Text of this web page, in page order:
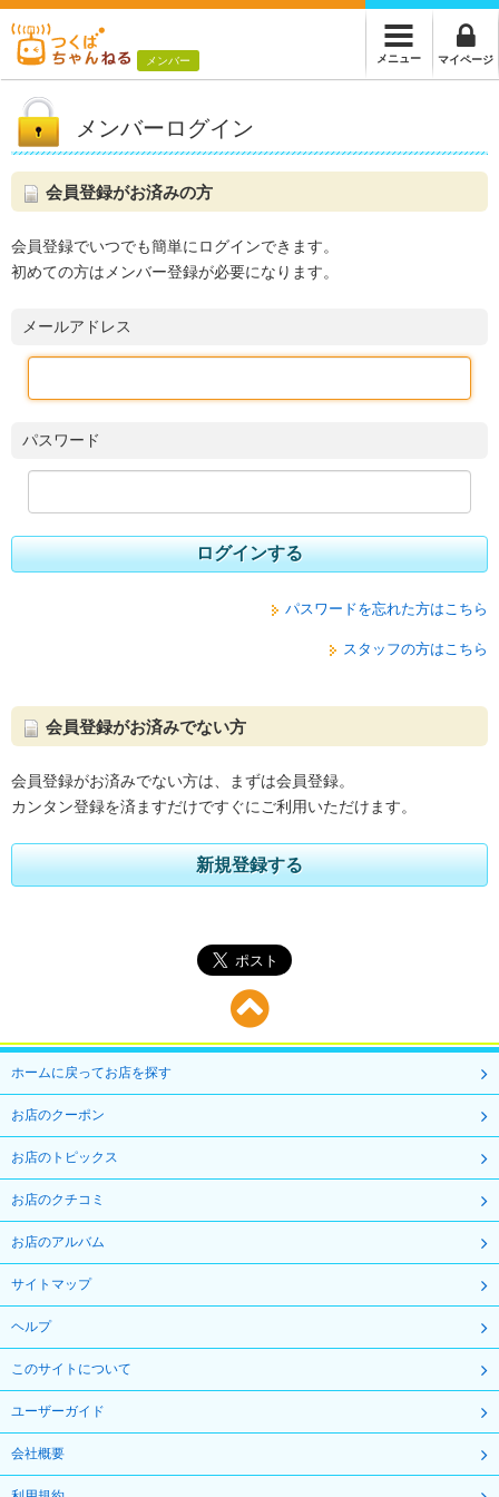
メンバー メニュー マイページ
メンバーログイン
会員登録がお済みの方
会員登録でいつでも簡単にログインできます。
初めての方はメンバー登録が必要になります。
メールアドレス
パスワード
ログインする
パスワードを忘れた方はこちら
スタッフの方はこちら
会員登録がお済みでない方
会員登録がお済みでない方は、まずは会員登録。
カンタン登録を済ますだけですぐにご利用いただけます。
新規登録する
ホームに戻ってお店を探す
お店のクーポン
お店のトピックス
お店のクチコミ
お店のアルバム
サイトマップ
ヘルプ
このサイトについて
ユーザーガイド
会社概要